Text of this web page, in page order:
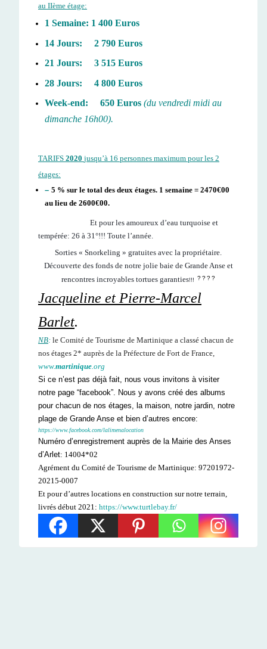
au IIème étage:
1 Semaine: 1 400 Euros
14 Jours: 2 790 Euros
21 Jours: 3 515 Euros
28 Jours: 4 800 Euros
Week-end: 650 Euros (du vendredi midi au
dimanche 16h00).
TARIFS 2020 jusqu’à 16 personnes maximum pour les 2
étages:
– 5 % sur le total des deux étages. 1 semaine = 2470€00
au lieu de 2600€00.
Et pour les amoureux d’eau turquoise et
tempérée: 26 à 31°!!! Toute l’année.
Sorties « Snorkeling » gratuites avec la propriétaire.
Découverte des fonds de notre jolie baie de Grande Anse et
rencontres incroyables tortues garanties!!! ? ? ? ?
Jacqueline et Pierre-Marcel
Barlet.
NB: le Comité de Tourisme de Martinique a classé chacun de
nos étages 2* auprès de la Préfecture de Fort de France
www.martinique .org
Si ce n’est pas déjà fait, nous vous invitons à visiter
notre page “facebook”. Nous y avons créé des albums
pour chacun de nos étages, la maison, notre jardin, notre
plage de Grande Anse et bien d’autres encore:
https://www.facebook.com/lalimenalocation
Numéro d’enregistrement auprès de la Mairie des Anses
d’Arlet: 14004*02
Agrément du Comité de Tourisme de Martinique: 97201972-
20215-0007
Et pour d’autres locations en construction sur notre terrain,
livrés début 2021: https://www.turtlebay.fr/